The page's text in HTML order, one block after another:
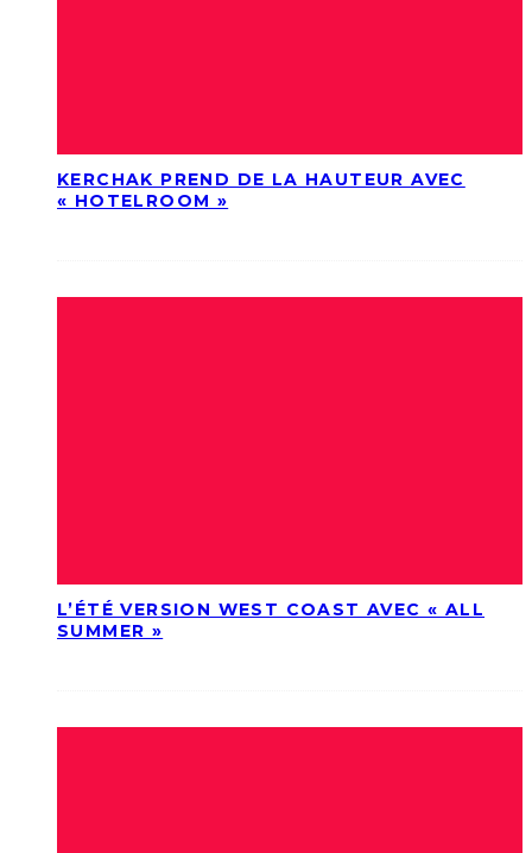
KERCHAK PREND DE LA HAUTEUR AVEC
« HOTELROOM »
L’ÉTÉ VERSION WEST COAST AVEC « ALL
SUMMER »